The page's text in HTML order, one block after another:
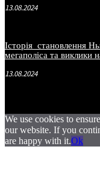
13.08.2024
Історія становлення
мегаполіса та виклики
13.08.2024
We use cookies to
our website. If you
are happy with it.Ok